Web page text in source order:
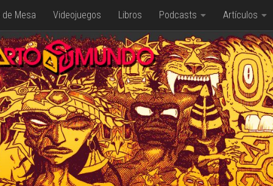
Mesa Videojuegos Libros Podcasts Artículos